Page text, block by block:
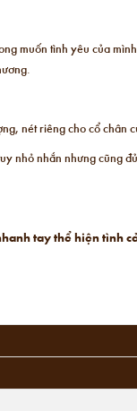
muốn tình yêu của
nét riêng cho cổ chân
nhỏ nhắn nhưng cũng
tay thể hiện tình